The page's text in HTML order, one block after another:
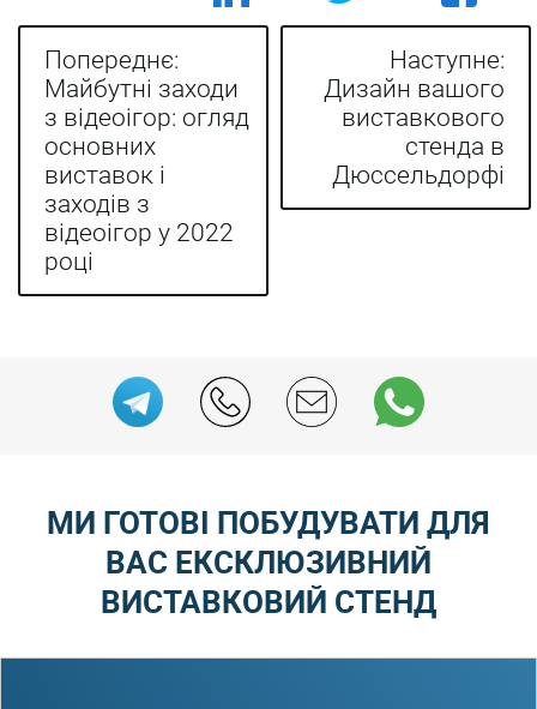
Навігація записів
Попереднє:
Майбутні заходи
з відеоігор: огляд
основних
виставок і
заходів з
відеоігор у 2022
році
Наступне:
Дизайн вашого
виставкового
стенда в
Дюссельдорфі
МИ ГОТОВІ ПОБУДУВАТИ ДЛЯ
ВАС ЕКСКЛЮЗИВНИЙ
ВИСТАВКОВИЙ СТЕНД